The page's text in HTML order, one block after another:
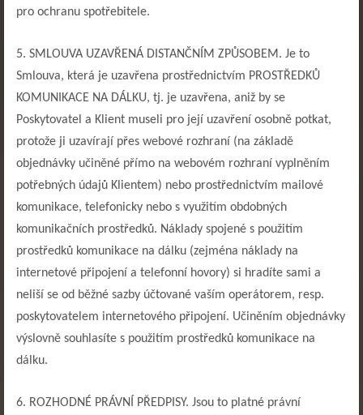
pro ochranu spotřebitele.
5. SMLOUVA UZAVŘENÁ DISTANČNÍM ZPŮSOBEM. Je to
Smlouva, která je uzavřena prostřednictvím PROSTŘEDKŮ
KOMUNIKACE NA DÁLKU, tj. je uzavřena, aniž by se
Poskytovatel a Klient museli pro její uzavření osobně potkat,
protože ji uzavírají přes webové rozhraní (na základě
objednávky učiněné přímo na webovém rozhraní vyplněním
potřebných údajů Klientem) nebo prostřednictvím mailové
komunikace, telefonicky nebo s využitím obdobných
komunikačních prostředků. Náklady spojené s použitím
prostředků komunikace na dálku (zejména náklady na
internetové připojení a telefonní hovory) si hradíte sami a
neliší se od běžné sazby účtované vaším operátorem, resp.
poskytovatelem internetového připojení. Učiněním objednávky
výslovně souhlasíte s použitím prostředků komunikace na
dálku.
6. ROZHODNÉ PRÁVNÍ PŘEDPISY. Jsou to platné právní